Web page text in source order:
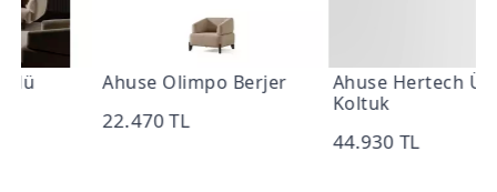
Ahuse Olimpo Berjer
22.470 TL
Ahuse Hertech Üçlü
44.930 TL